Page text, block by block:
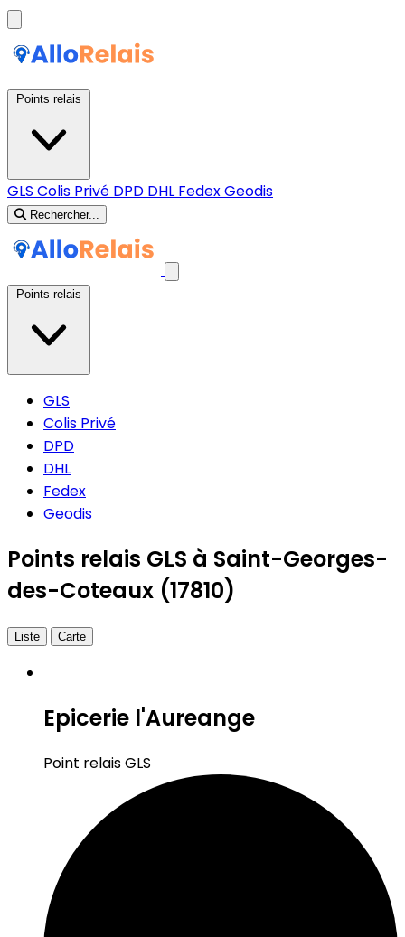
GLS Colis Privé DPD DHL FedexGeodis
Rechercher...
GLS
Colis Privé
DPD
DHL
Fedex
Geodis
Points relais GLS à Saint-Georges-
des-Coteaux (17810)
Liste Carte
Epicerie l'Aureange
Point relais GLS